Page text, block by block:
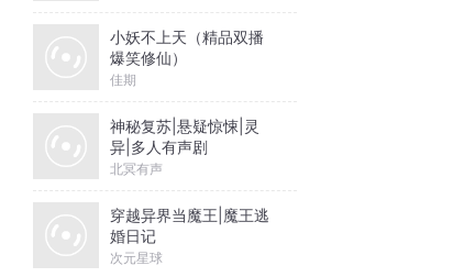
小妖不上天（精品双播
爆笑修仙）
佳期
神秘复苏|悬疑惊悚|灵
异|多人有声剧
北冥有声
穿越异界当魔王|魔王逃
婚日记
次元星球